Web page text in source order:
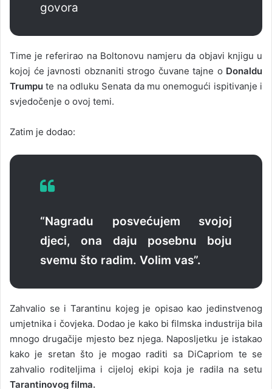
govora
Time je referirao na Boltonovu namjeru da objavi knjigu u
kojoj će javnosti obznaniti strogo čuvane tajne o Donaldu
Trumpu te na odluku Senata da mu onemogući ispitivanje i
svjedočenje o ovoj temi.
Zatim je dodao:
“Nagradu posvećujem svojoj
djeci, ona daju posebnu boju
svemu što radim. Volim vas”.
Zahvalio se i Tarantinu kojeg je opisao kao jedinstvenog
umjetnika i čovjeka. Dodao je kako bi filmska industrija bila
mnogo drugačije mjesto bez njega. Naposljetku je istakao
kako je sretan što je mogao raditi sa DiCapriom te se
zahvalio roditeljima i cijeloj ekipi koja je radila na setu
Tarantinovog filma.